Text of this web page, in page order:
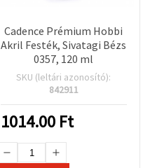
Cadence Prémium Hobbi
Akril Festék, Sivatagi Bézs
0357, 120 ml
SKU (leltári azonosító):
842911
1014.00 Ft